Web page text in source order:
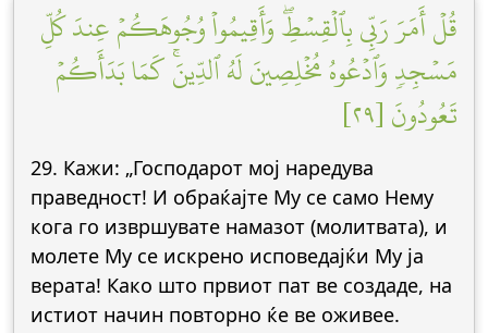
قُلۡ أَمَرَ رَبِّي بِٱلۡقِسۡطِۖ وَأَقِيمُواْ وُجُوهَكُمۡ عِندَ كُلِّ
مَسۡجِدٖ وَٱدۡعُوهُ مُخۡلِصِينَ لَهُ ٱلدِّينَۚ كَمَا بَدَأَكُمۡ
تَعُودُونَ [٢٩]
29. Кажи: „Господарот мој наредува
праведност! И обраќајте Му се само Нему
кога го извршувате намазот (молитвата), и
молете Му се искрено исповедајќи Му ја
верата! Како што првиот пат ве создаде, на
истиот начин повторно ќе ве оживее.